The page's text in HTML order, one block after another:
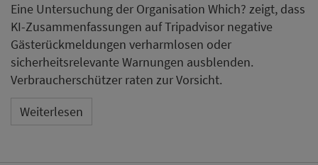
Eine Untersuchung der Organisation Which? zeigt, dass
KI-Zusammenfassungen auf Tripadvisor negative
Gästerückmeldungen verharmlosen oder
sicherheitsrelevante Warnungen ausblenden.
Verbraucherschützer raten zur Vorsicht.
Weiterlesen